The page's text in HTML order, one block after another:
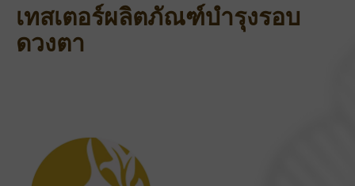
เทสเตอร์ผลิตภัณฑ์บำรุงรอบ
ดวงตา